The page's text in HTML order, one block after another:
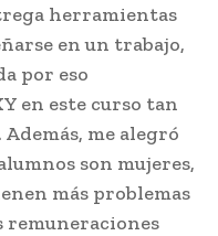
herramientas
en un trabajo,
por eso
en este curso tan
me alegró
son mujeres,
más problemas
remuneraciones